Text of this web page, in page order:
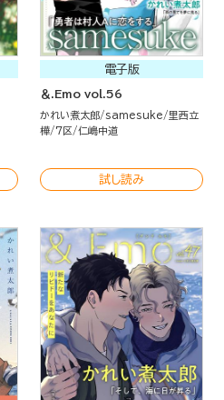
電子版
＆.Emo vol.56
かれい煮太郎 samesuke
里西立
樺
7区 仁嶋中道
試し読み